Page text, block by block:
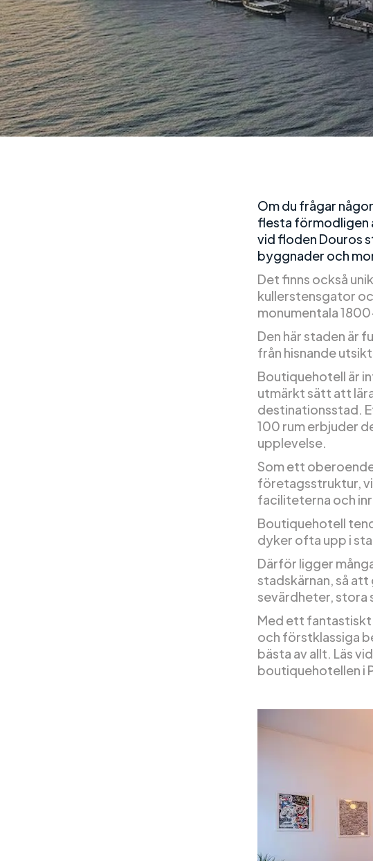
Om du frågar
flesta förmodligen
vid floden Douros
byggnader och
Det finns också
kullerstensgator
monumentala
Den här staden är
från hisnande
Boutiquehotell är
utmärkt sätt att
destinationsstad.
100 rum erbjuder
upplevelse.
Som ett
företagsstruktur,
faciliteterna och
Boutiquehotell
dyker ofta upp i
Därför ligger
stadskärnan, så
sevärdheter, stora
Med ett fantastiskt
och förstklassiga
bästa av allt. Läs
boutiquehotellen i